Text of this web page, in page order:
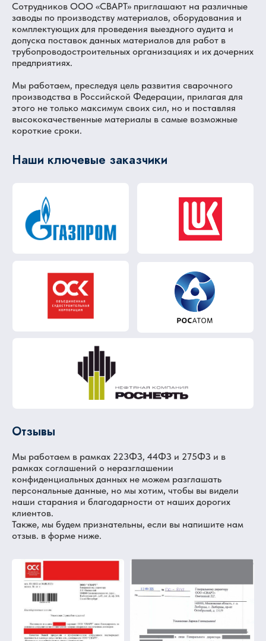
Сотрудников ООО «СВАРТ» приглашают на различные
заводы по производству материалов, оборудования и
комплектующих для проведения выездного аудита и
допуска поставок данных материалов для работ в
трубопроводостроительных организациях и их дочерних
предприятиях.
Мы работаем, преследуя цель развития сварочного
производства в Российской Федерации, прилагая для
этого не только максимум своих сил, но и поставляя
высококачественные материалы в самые возможные
короткие сроки.
Наши ключевые заказчики
Отзывы
Мы работаем в рамках 223ФЗ, 44ФЗ и 275ФЗ и в
рамках соглашений о неразглашении
конфиденциальных данных не можем разглашать
персональные данные, но мы хотим, чтобы вы видели
наши старания и благодарности от наших дорогих
клиентов.
Также, мы будем признательны, если вы напишите нам
отзыв. в форме ниже.
Написать отзыв
Мы создаем решения, которые работают
на ваш успех!
Мы благодарим каждого клиента за
продуктивное сотрудничество с нами.